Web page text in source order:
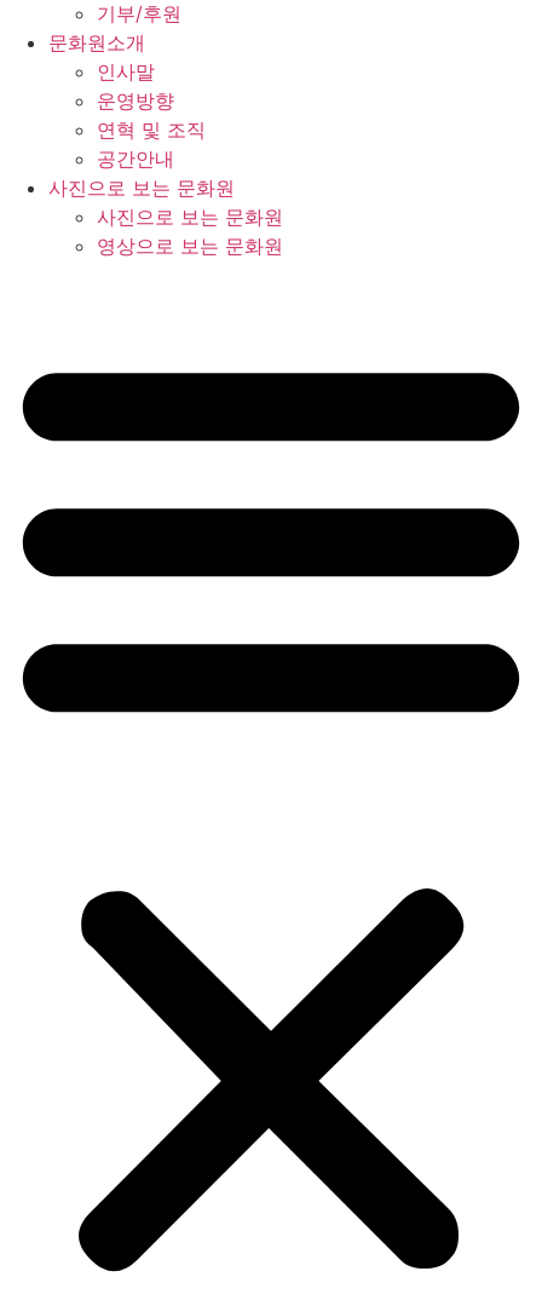
기부/후원
문화원소개
인사말
운영방향
연혁 및 조직
공간안내
사진으로 보는 문화원
사진으로 보는 문화원
영상으로 보는 문화원